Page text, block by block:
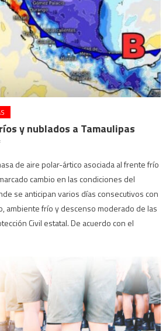
y nublados a Tamaulipas
de aire polar-ártico asociada al frente frío
cambio en las condiciones del
se anticipan varios días consecutivos con
ambiente frío y descenso moderado de las
Civil estatal. De acuerdo con el